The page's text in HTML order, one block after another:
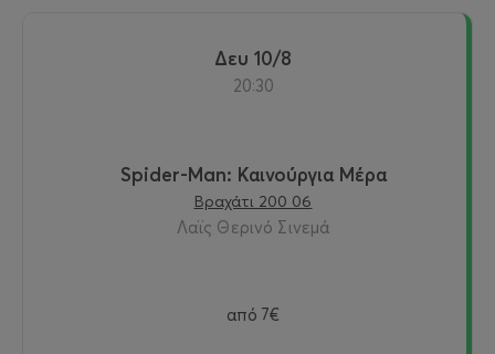
Δευ 10/8
20:30
Spider-Man: Καινούργια Μέρα
Βραχάτι 200 06
Λαϊς Θερινό Σινεμά
από 7€